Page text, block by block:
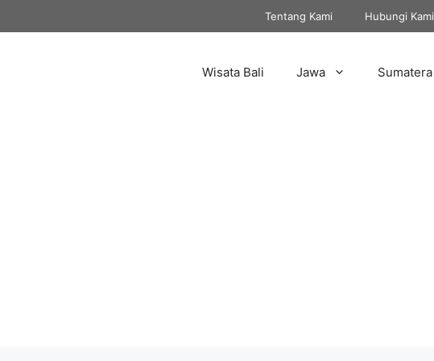
Tentang Kami Hubungi Kami
Wisata Bali Jawa Sumatera